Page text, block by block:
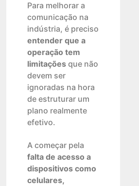
Para melhorar a
comunicação na
indústria, é preciso
entender que a
operação tem
limitaçõesque não
devem ser
ignoradas na hora
de estruturar um
plano realmente
efetivo.
A começar pela
falta de acesso a
dispositivos como
celulares,